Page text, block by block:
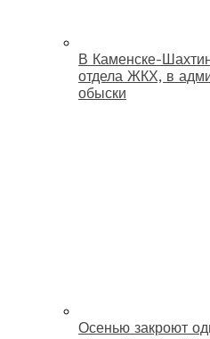
В Каменске-
отдела ЖКХ, в
обыски
Осенью закроют